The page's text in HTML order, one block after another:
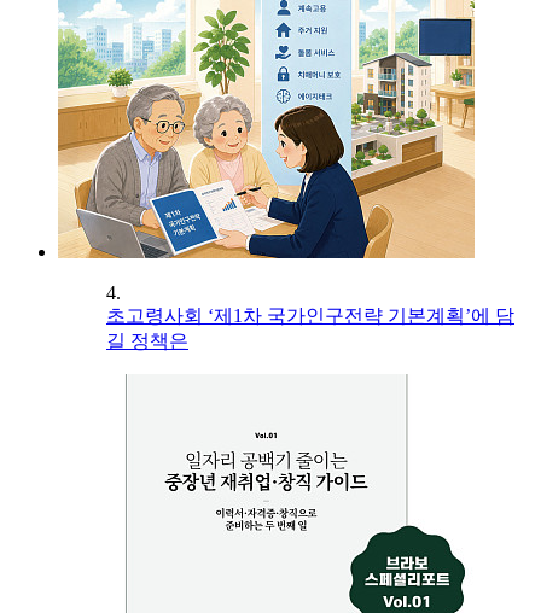
4.
초고령사회 ‘제1차 국가인구전략 기본계획’에 담
길 정책은